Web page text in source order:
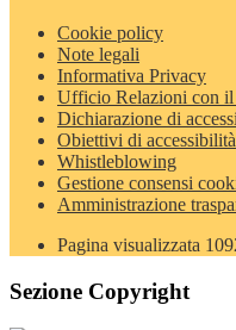
Cookie policy
Note legali
Informativa Privacy
Ufficio Relazioni con
Dichiarazione di
Obiettivi di accessibilità
Whistleblowing
Gestione consensi
Amministrazione
Pagina visualizzata
Sezione Copyright